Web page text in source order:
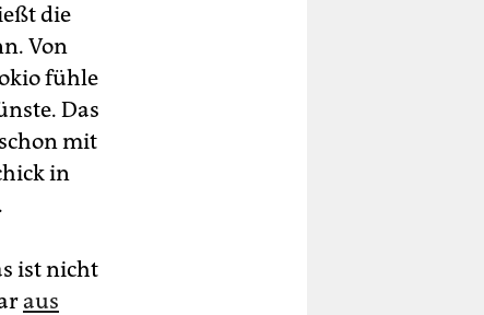
die
Von
fühle
Das
mit
in
ist nicht
aus